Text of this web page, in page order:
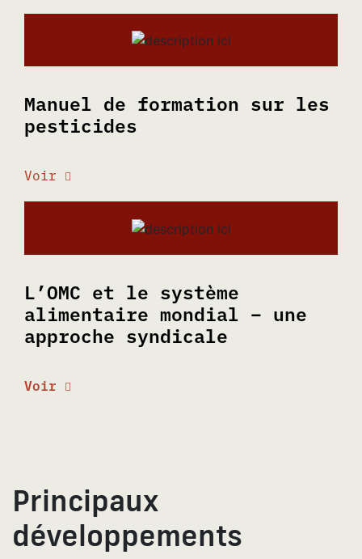
Manuel de formation sur les
pesticides
Voir
L’OMC et le système
alimentaire mondial – une
approche syndicale
Voir
Principaux
développements